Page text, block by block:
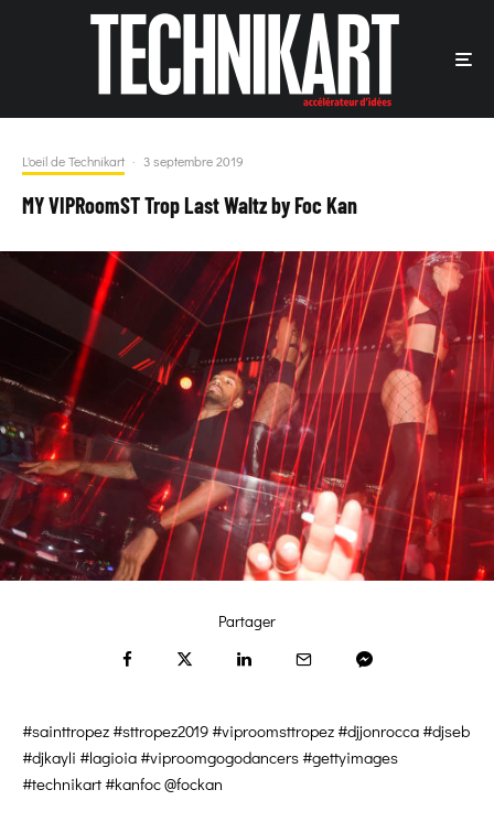
L'oeil de Technikart · 3 septembre 2019
MY VIPRoomST Trop Last Waltz by Foc Kan
Partager
#sainttropez #sttropez2019 #viproomsttropez #djjonrocca #djseb
#djkayli #lagioia #viproomgogodancers #gettyimages
#technikart #kanfoc @fockan